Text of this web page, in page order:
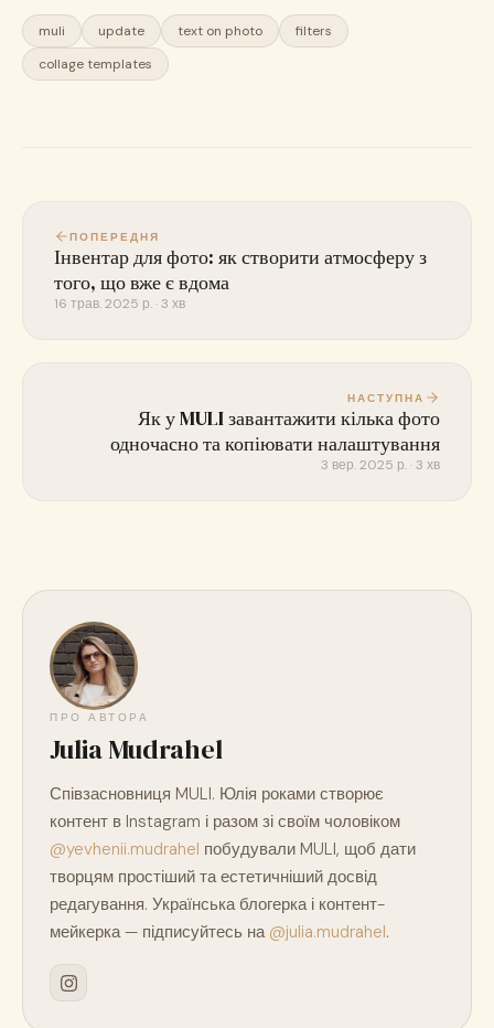
muli update text on photo
filters
collage templates
ПОПЕРЕДНЯ
Інвентар для фото: як створити атмосферу з
того, що вже є вдома
16 трав. 2025 р. · 3 хв
НАСТУПНА
Як у MULI завантажити кілька фото
одночасно та копіювати налаштування
3 вер. 2025 р. · 3 хв
ПРО АВТОРА
Julia Mudrahel
Співзасновниця MULI. Юлія роками створює
контент в Instagram і разом зі своїм чоловіком
@yevhenii.mudrahel побудували MULI, щоб дати
творцям простіший та естетичніший досвід
редагування. Українська блогерка і контент-
мейкерка — підписуйтесь на @julia.mudrahel.